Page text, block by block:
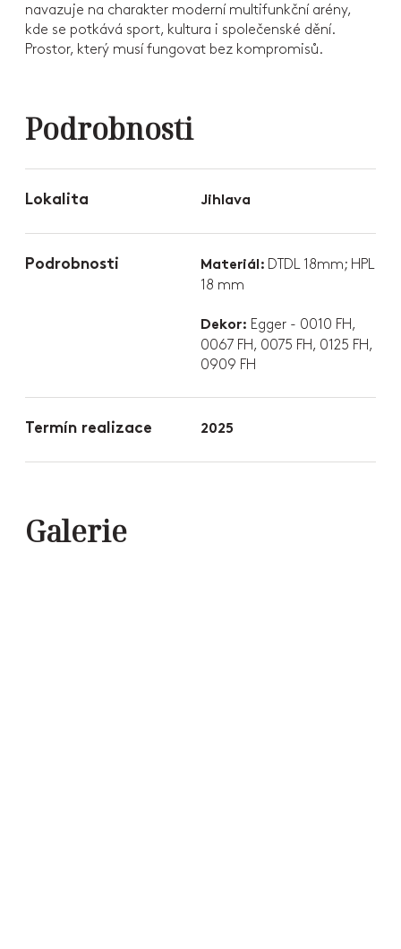
navazuje na charakter moderní multifunkční arény,
kde se potkává sport, kultura i společenské dění.
Prostor, který musí fungovat bez kompromisů.
Podrobnosti
Lokalita Jihlava
Podrobnosti Materiál: DTDL 18mm; HPL
18 mm
Dekor: Egger - 0010 FH,
0067 FH, 0075 FH, 0125 FH,
0909 FH
Termín realizace 2025
Galerie